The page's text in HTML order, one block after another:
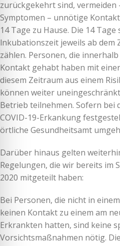
zurückgekehrt sind, vermeiden
Symptomen – unnötige
14 Tage zu Hause. Die 14
lnkubationszeit jeweils ab dem
zählen. Personen, die
Kontakt gehabt haben mit
diesem Zeitraum aus einem
können weiter
Betrieb teilnehmen. Sofern bei
COVID-19-Erkankung
örtliche Gesundheitsamt
Darüber hinaus gelten
Regelungen, die wir bereits im
2020 mitgeteilt haben:
Bei Personen, die nicht in
keinen Kontakt zu einem am
Erkrankten hatten, sind keine
Vorsichtsmaßnahmen nötig.